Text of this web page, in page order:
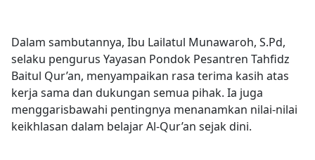
Dalam sambutannya, Ibu Lailatul Munawaroh, S.Pd,
selaku pengurus Yayasan Pondok Pesantren Tahfidz
Baitul Qur’an, menyampaikan rasa terima kasih atas
kerja sama dan dukungan semua pihak. Ia juga
menggarisbawahi pentingnya menanamkan nilai-nilai
keikhlasan dalam belajar Al-Qur’an sejak dini.